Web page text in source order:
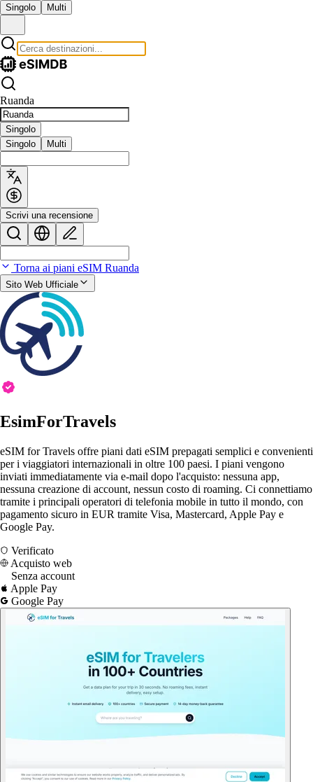
Singolo Multi
Ruanda
Singolo
Singolo
Multi
Scrivi una recensione
Torna ai piani eSIM Ruanda
Sito Web Ufficiale
EsimForTravels
eSIM for Travels offre piani dati eSIM prepagati semplici e convenienti
per i viaggiatori internazionali in oltre 100 paesi. I piani vengono
inviati immediatamente via e-mail dopo l'acquisto: nessuna app,
nessuna creazione di account, nessun costo di roaming. Ci connettiamo
tramite i principali operatori di telefonia mobile in tutto il mondo, con
pagamento sicuro in EUR tramite Visa, Mastercard, Apple Pay e
Google Pay.
Verificato
Acquisto web
Senza account
Apple Pay
Google Pay